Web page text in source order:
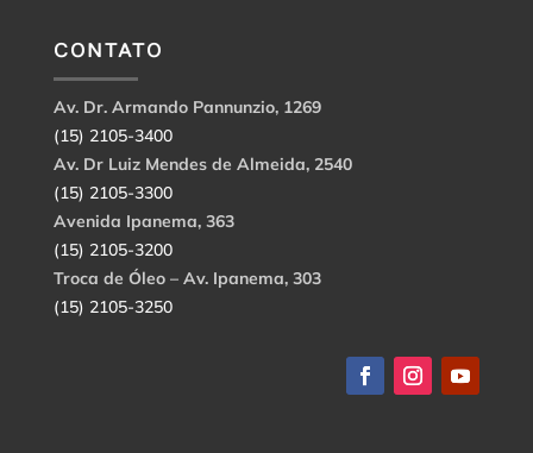
CONTATO
Av. Dr. Armando Pannunzio, 1269
(15) 2105-3400
Av. Dr Luiz Mendes de Almeida, 2540
(15) 2105-3300
Avenida Ipanema, 363
(15) 2105-3200
Troca de Óleo – Av. Ipanema, 303
(15) 2105-3250